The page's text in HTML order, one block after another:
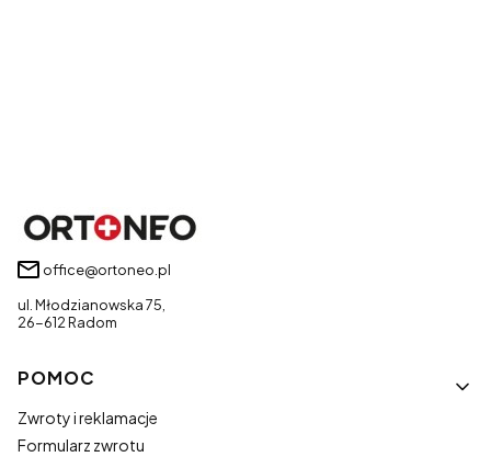
office@ortoneo.pl
ul. Młodzianowska 75,
26-612 Radom
Linki w stopce
POMOC
Zwroty i reklamacje
Formularz zwrotu